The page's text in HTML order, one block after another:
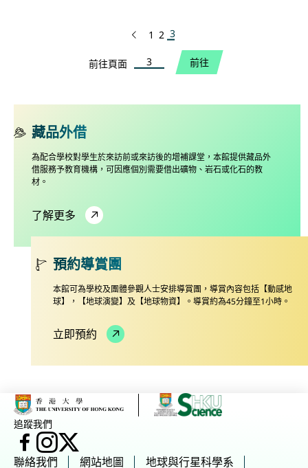
上一頁
1 2 3
前往頁面
前往頁面 前往
藏品外借
為配合學校對學生於來訪前或來訪後的增補課堂，本館提供藏品外
借服務予教育機構，可因應個別需要借出礦物、岩石或化石的教
材。
了解更多
預約導賞團
本館可為學校及團體參觀人士安排導賞團，導賞內容包括【動感地
球】，【地球演變】及【地球物資】。導賞約為45分鐘至1小時。
立即預約
追蹤我們
聯絡我們 網站地圖 地球與行星科學系